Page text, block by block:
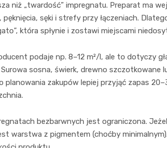
niż „twardość” impregnatu. Preparat ma
pęknięcia, sęki i strefy przy łączeniach.
która spłynie i zostawi miejscami
podaje np. 8–12 m²/l, ale to dotyczy
sosna, świerk, drewno szczotkowane
planowania zakupów lepiej przyjąć zapas
bezbarwnych jest ograniczona.
warstwa z pigmentem (choćby